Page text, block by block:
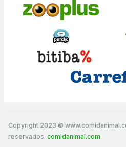
Copyright 2023 ©
reservados. comidanimal.com.